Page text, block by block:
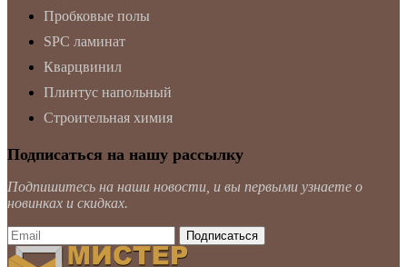
Пробковые полы
SPC ламинат
Кварцвинил
Плинтус напольный
Строительная химия
Подписаться на нашу рассылку
Подпишитесь на наши новости, и вы первыми узнаете о
новинках и скидках.